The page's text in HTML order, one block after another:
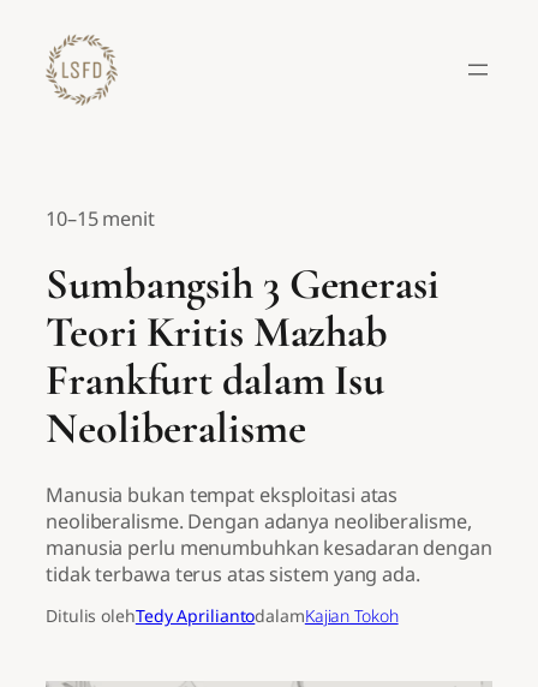
konten
10–15 menit
Sumbangsih 3 Generasi
Teori Kritis Mazhab
Frankfurt dalam Isu
Neoliberalisme
Manusia bukan tempat eksploitasi atas
neoliberalisme. Dengan adanya neoliberalisme,
manusia perlu menumbuhkan kesadaran dengan
tidak terbawa terus atas sistem yang ada.
Ditulis olehTedy ApriliantodalamKajian Tokoh